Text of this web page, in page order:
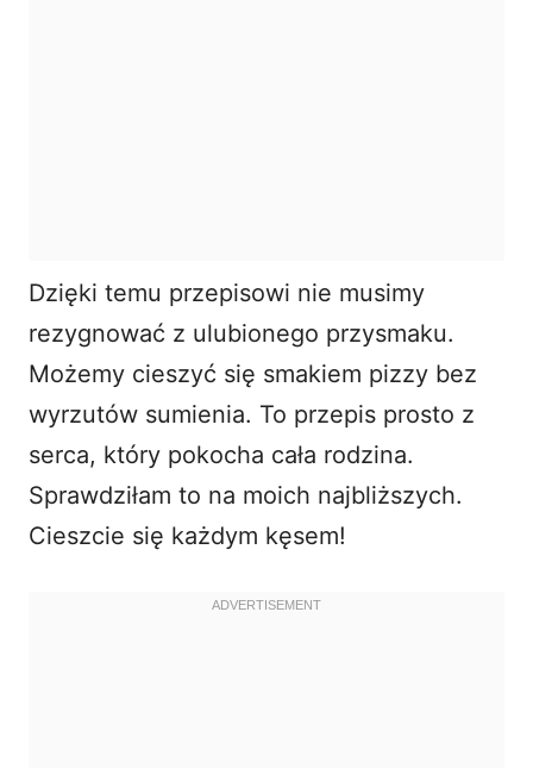
Dzięki temu przepisowi nie musimy
rezygnować z ulubionego przysmaku.
Możemy cieszyć się smakiem pizzy bez
wyrzutów sumienia. To przepis prosto z
serca, który pokocha cała rodzina.
Sprawdziłam to na moich najbliższych.
Cieszcie się każdym kęsem!